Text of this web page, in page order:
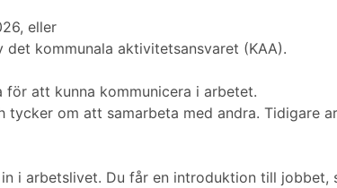
eller
kommunala aktivitetsansvaret (KAA).
för att kunna kommunicera i arbetet.
tycker om att samarbeta med andra. Tidigare
i arbetslivet. Du får en introduktion till